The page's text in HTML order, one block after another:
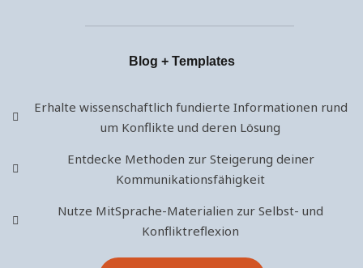
Blog + Templates
Erhalte wissenschaftlich fundierte Informationen rund
um Konflikte und deren Lösung
Entdecke Methoden zur Steigerung deiner
Kommunikationsfähigkeit
Nutze MitSprache-Materialien zur Selbst- und
Konfliktreflexion